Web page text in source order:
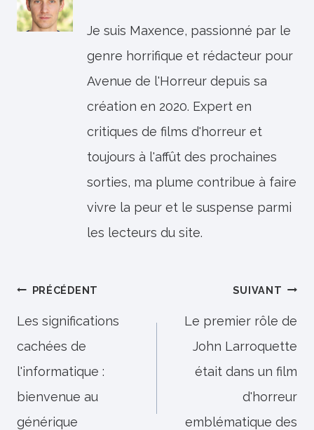
Je suis Maxence, passionné par le
genre horrifique et rédacteur pour
Avenue de l'Horreur depuis sa
création en 2020. Expert en
critiques de films d'horreur et
toujours à l'affût des prochaines
sorties, ma plume contribue à faire
vivre la peur et le suspense parmi
les lecteurs du site.
Navigation
de
l’article
PRÉCÉDENT
Les significations
cachées de
l'informatique :
bienvenue au
générique
SUIVANT
Le premier rôle de
John Larroquette
était dans un film
d'horreur
emblématique des